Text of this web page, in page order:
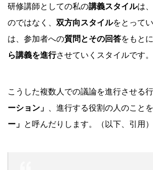
研修講師としての私の講義スタイルは
のではなく、 双方向スタイルをとって
は、参加者への質問とその回答をもと
ら講義を進行させていくスタイルです。
こうした複数人での議論を進行させる
ーション」 、進行する役割の人のことを
ー」 と呼んだりします。（以下、引用）